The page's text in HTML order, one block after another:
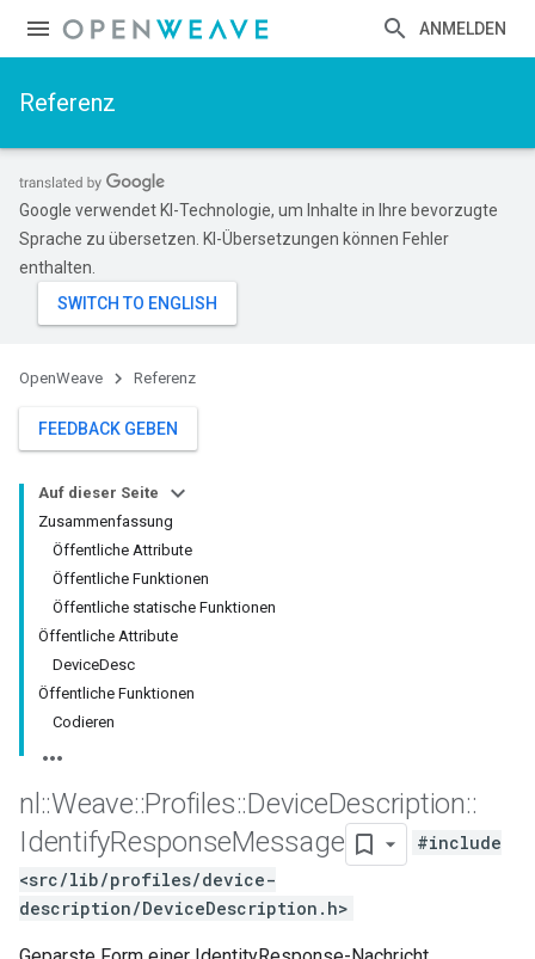
ANMELDEN
Referenz
Google verwendet KI-Technologie, um Inhalte in Ihre bevorzugte
Sprache zu übersetzen. KI-Übersetzungen können Fehler
enthalten.
OpenWeave Referenz
FEEDBACK GEBEN
Auf dieser Seite
Zusammenfassung
Öffentliche Attribute
Öffentliche Funktionen
Öffentliche statische Funktionen
Öffentliche Attribute
DeviceDesc
Öffentliche Funktionen
Codieren
nl ::Weave::Profiles::DeviceDescription::
IdentifyResponseMessage
#include
<src/lib/profiles/device-
description/DeviceDescription.h>